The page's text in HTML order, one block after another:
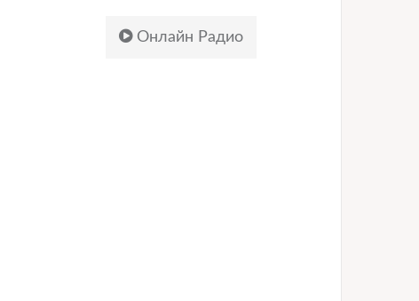
Онлайн Радио